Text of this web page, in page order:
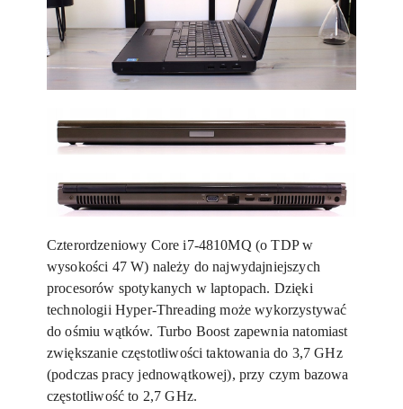
Czterordzeniowy Core i7-4810MQ (o TDP w
wysokości 47 W) należy do najwydajniejszych
procesorów spotykanych w laptopach. Dzięki
technologii Hyper-Threading może wykorzystywać
do ośmiu wątków. Turbo Boost zapewnia natomiast
zwiększanie częstotliwości taktowania do 3,7 GHz
(podczas pracy jednowątkowej), przy czym bazowa
częstotliwość to 2,7 GHz.